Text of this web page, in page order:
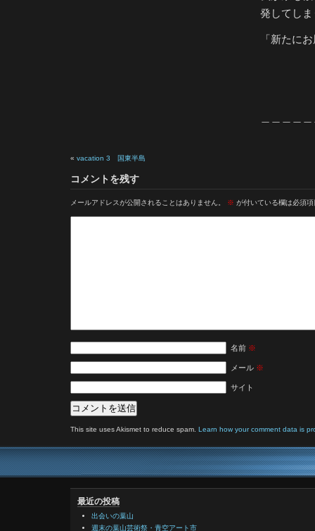
発してし
「新たに
« vacation 3 国東半島
コメントを残す
メールアドレスが公開されることはありません。 ※ が付いている欄は必須項
名前 ※
メール ※
サイト
This site uses Akismet to reduce spam. Learn how your comment data is
最近の投稿
出会いの葉山
週末の葉山芸術祭・青空アート市